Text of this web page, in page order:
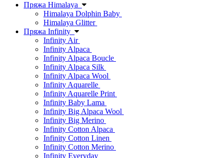
Пряжа Himalaya
Himalaya Dolphin Baby
Himalaya Glitter
Пряжа Infinity
Infinity Air
Infinity Alpaca
Infinity Alpaca Boucle
Infinity Alpaca Silk
Infinity Alpaca Wool
Infinity Aquarelle
Infinity Aquarelle Print
Infinity Baby Lama
Infinity Big Alpaca Wool
Infinity Big Merino
Infinity Cotton Alpaca
Infinity Cotton Linen
Infinity Cotton Merino
Infinity Everyday